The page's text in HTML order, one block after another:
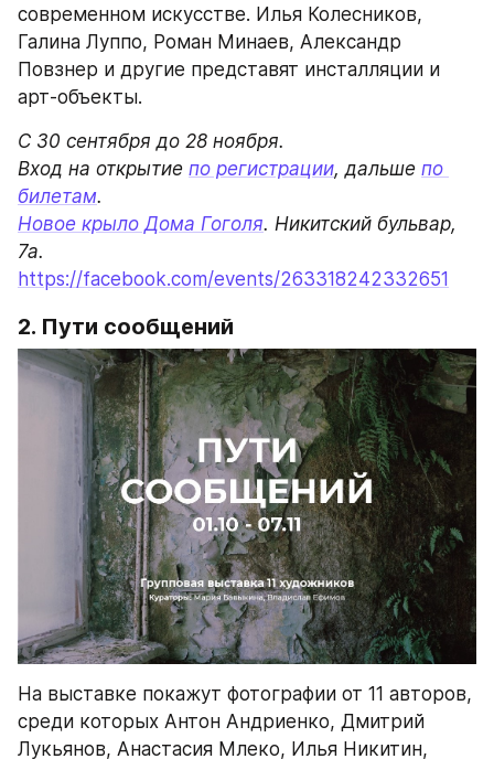
современном искусстве. Илья Колесников,
Галина Луппо, Роман Минаев, Александр
Повзнер и другие представят инсталляции и
арт-объекты.
С 30 сентября до 28 ноября.
Вход на открытие по регистрации, дальше по
билетам
Новое крыло Дома Гоголя. Никитский бульвар,
https://facebook.com/events/263318242332651
2. Пути сообщений
На выставке покажут фотографии от 11 авторов,
среди которых Антон Андриенко, Дмитрий
Лукьянов, Анастасия Млеко, Илья Никитин,